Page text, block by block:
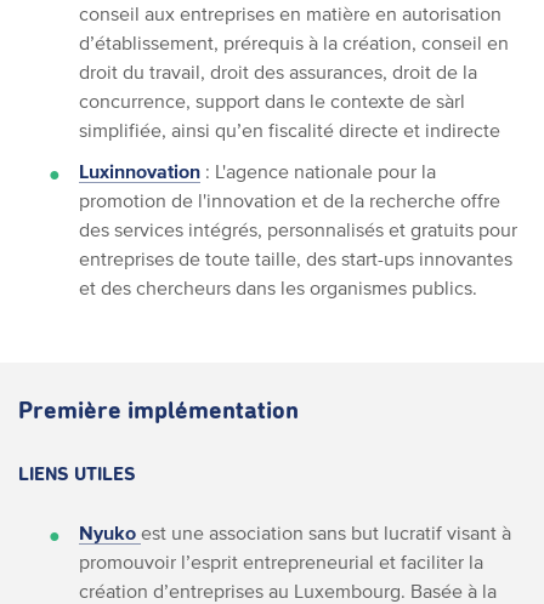
conseil aux entreprises en matière en autorisation
d’établissement, prérequis à la création, conseil en
droit du travail, droit des assurances, droit de la
concurrence, support dans le contexte de sàrl
simplifiée, ainsi qu’en fiscalité directe et indirecte
Luxinnovation : L'agence nationale pour la
promotion de l'innovation et de la recherche offre
des services intégrés, personnalisés et gratuits pour
entreprises de toute taille, des start-ups innovantes
et des chercheurs dans les organismes publics.
Première implémentation
LIENS UTILES
Nyuko est une association sans but lucratif visant à
promouvoir l’esprit entrepreneurial et faciliter la
création d’entreprises au Luxembourg. Basée à la